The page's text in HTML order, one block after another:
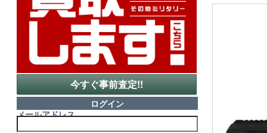
今すぐ事前査定!!
ログイン
メールアドレス